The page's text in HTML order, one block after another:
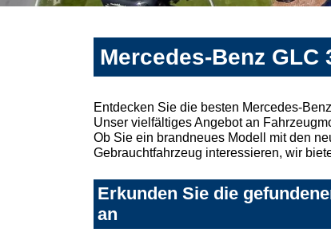
Mercedes-Benz
Entdecken Sie die besten Mercedes-
Unser vielfältiges Angebot an
Ob Sie ein brandneues Modell mit den
Gebrauchtfahrzeug interessieren, wir
Erkunden Sie die
an